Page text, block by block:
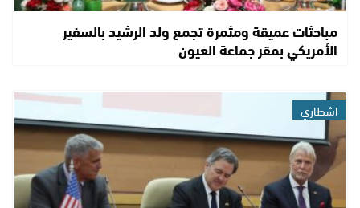
مباحثات عميقة ومثمرة تجمع ولد الرشيد بالسفير
الأمريكي بمقر جماعة العيون
اشطاري